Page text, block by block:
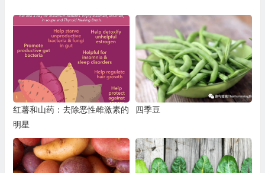
红薯和山药：去除恶性雌激素的
明星
四季豆